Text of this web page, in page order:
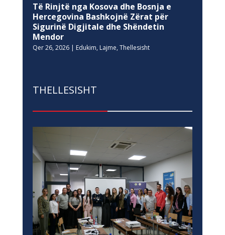
Të Rinjtë nga Kosova dhe Bosnja e
Hercegovina Bashkojnë Zërat për
Sigurinë Digjitale dhe Shëndetin
Mendor
Qer 26, 2026| Edukim, Lajme, Thellesisht
THELLESISHT